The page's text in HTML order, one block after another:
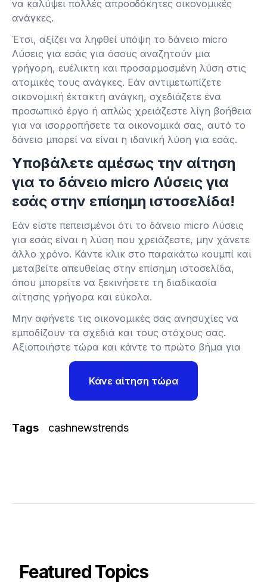
να καλύψει πολλές απροσδόκητες οικονομικές
ανάγκες.
Έτσι, αξίζει να ληφθεί υπόψη το δάνειο micro
Λύσεις για εσάς για όσους αναζητούν μια
γρήγορη, ευέλικτη και προσαρμοσμένη λύση στις
ατομικές τους ανάγκες. Εάν αντιμετωπίζετε
οικονομική έκτακτη ανάγκη, σχεδιάζετε ένα
προσωπικό έργο ή απλώς χρειάζεστε λίγη βοήθεια
για να ισορροπήσετε τα οικονομικά σας, αυτό το
δάνειο μπορεί να είναι η ιδανική λύση για εσάς.
Υποβάλετε αμέσως την αίτηση
για το δάνειο micro Λύσεις για
εσάς στην επίσημη ιστοσελίδα!
Εάν είστε πεπεισμένοι ότι το δάνειο micro Λύσεις
για εσάς είναι η λύση που χρειάζεστε, μην χάνετε
άλλο χρόνο. Κάντε κλικ στο παρακάτω κουμπί και
μεταβείτε απευθείας στην επίσημη ιστοσελίδα,
όπου μπορείτε να ξεκινήσετε τη διαδικασία
αίτησης γρήγορα και εύκολα.
Μην αφήνετε τις οικονομικές σας ανησυχίες να
εμποδίζουν τα σχέδιά και τους στόχους σας.
Αξιοποιήστε τώρα και κάντε το πρώτο βήμα για
Κάνε αίτηση τώρα
Tags cashnewstrends
Featured Topics